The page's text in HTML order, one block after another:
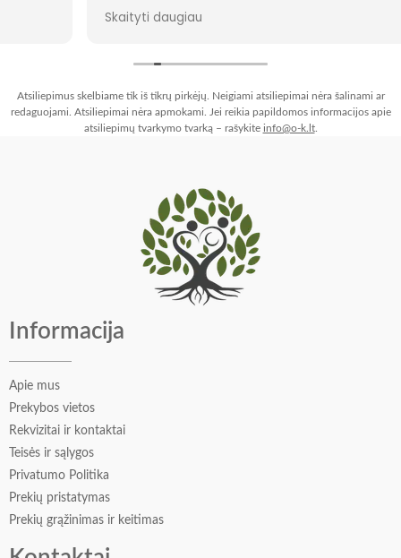
Atsakymas iš savininko
Skaityti daugiau
Atsiliepimus skelbiame tik iš tikrų pirkėjų. Neigiami atsiliepimai nėra šalinami ar
redaguojami. Atsiliepimai nėra apmokami. Jei reikia papildomos informacijos apie
atsiliepimų tvarkymo tvarką – rašykite info@o-k.lt.
Informacija
Apie mus
Prekybos vietos
Rekvizitai ir kontaktai
Teisės ir sąlygos
Privatumo Politika
Prekių pristatymas
Prekių grąžinimas ir keitimas